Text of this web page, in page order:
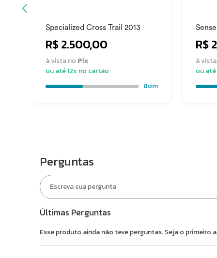
Pneu dianteiro
DEMAIS COMPONENTES
Selim
OUTROS
Specialized Cross Trail 2013
R$ 2.500,00
à vista no Pix
ou até 12x no cartão
Bom
R$
à
ou
Perguntas
Últimas Perguntas
Esse produto ainda não teve perguntas. Seja o primeiro